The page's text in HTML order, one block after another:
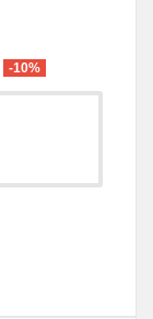
-10%